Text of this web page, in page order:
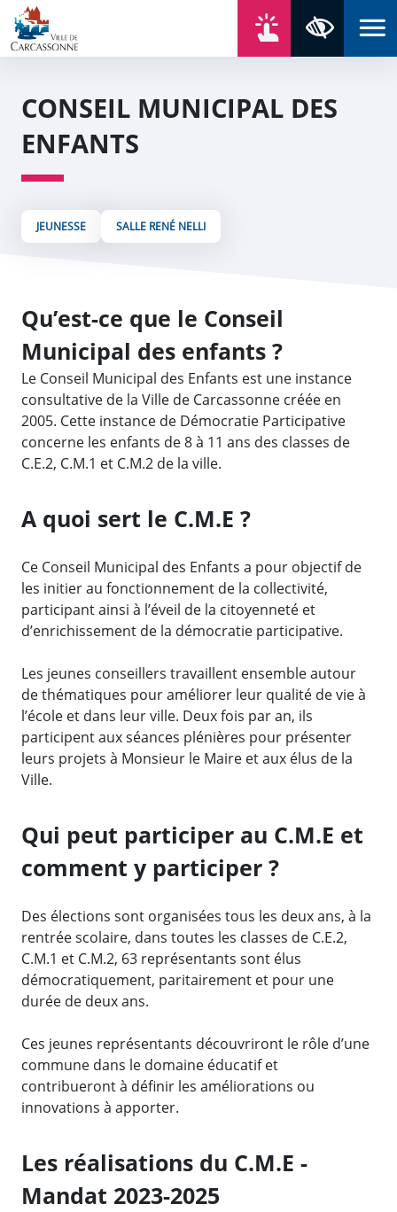
Aller au contenu
Aller au menu
Aller au plan du site
Aller à la recherche
CONSEIL MUNICIPAL DES
ENFANTS
JEUNESSE SALLE RENÉ NELLI
Qu’est-ce que le Conseil
Municipal des enfants ?
Le Conseil Municipal des Enfants est une instance
consultative de la Ville de Carcassonne créée en
2005. Cette instance de Démocratie Participative
concerne les enfants de 8 à 11 ans des classes de
C.E.2, C.M.1 et C.M.2 de la ville.
A quoi sert le C.M.E ?
Ce Conseil Municipal des Enfants a pour objectif de
les initier au fonctionnement de la collectivité,
participant ainsi à l’éveil de la citoyenneté et
d’enrichissement de la démocratie participative.
Les jeunes conseillers travaillent ensemble autour
de thématiques pour améliorer leur qualité de vie à
l’école et dans leur ville. Deux fois par an, ils
participent aux séances plénières pour présenter
leurs projets à Monsieur le Maire et aux élus de la
Ville.
Qui peut participer au C.M.E et
comment y participer ?
Des élections sont organisées tous les deux ans, à la
rentrée scolaire, dans toutes les classes de C.E.2,
C.M.1 et C.M.2, 63 représentants sont élus
démocratiquement, paritairement et pour une
durée de deux ans.
Ces jeunes représentants découvriront le rôle d’une
commune dans le domaine éducatif et
contribueront à définir les améliorations ou
innovations à apporter.
Les réalisations du C.M.E -
Mandat 2023-2025
Panneau de gestion des cookies